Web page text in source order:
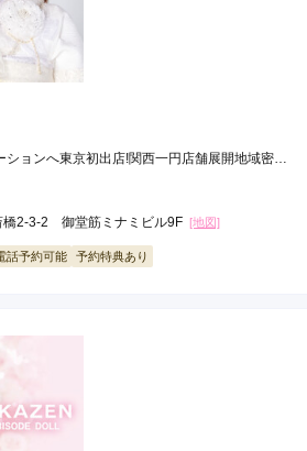
真撮影プランTAKAZENの振袖で撮影 写
・オトナと呼ばれる社会への第一歩。
として最後の、
ョンへ東京初出店!関西一円店舗展開地域密着
橋2-3-2 御堂筋ミナミビル9F [地図]
話予約可能 予約特典あり